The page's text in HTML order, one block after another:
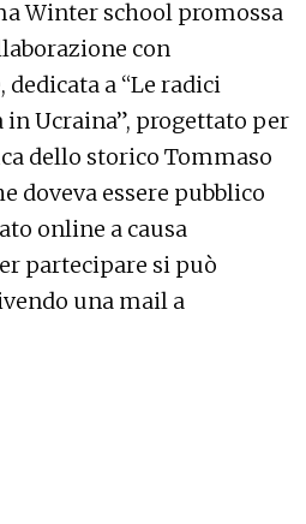
Winter school promossa
con
a “Le radici
Ucraina”, progettato per
dello storico Tommaso
doveva essere pubblico
online a causa
partecipare si può
una mail a